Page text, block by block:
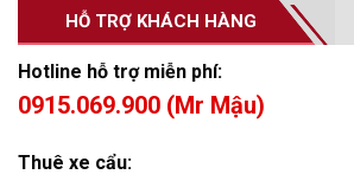
HỖ TRỢ KHÁCH HÀNG
Hotline hỗ trợ miễn phí:
0915.069.900 (Mr Mậu)
Thuê xe cẩu: